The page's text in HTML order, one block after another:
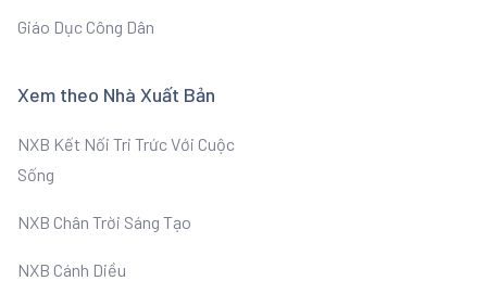
Giáo Dục Công Dân
Xem theo Nhà Xuất Bản
NXB Kết Nối Tri Trức Với Cuộc
Sống
NXB Chân Trời Sáng Tạo
NXB Cánh Diều